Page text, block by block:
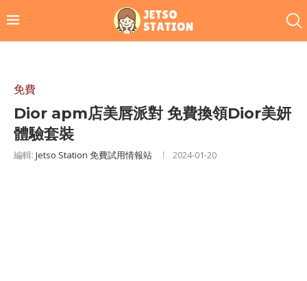
免費
Dior apm店美唇派對 免費換領Dior美妍
體驗套裝
編輯: Jetso Station 免費試用情報站 2024-01-20